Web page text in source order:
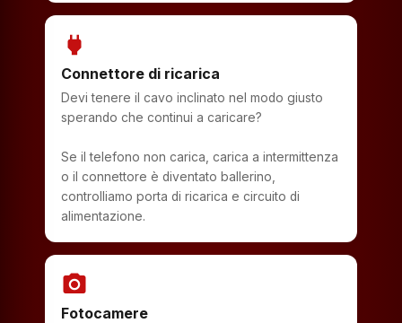
power
Connettore di ricarica
Devi tenere il cavo inclinato nel modo giusto
sperando che continui a caricare?
Se il telefono non carica, carica a intermittenza
o il connettore è diventato ballerino,
controlliamo porta di ricarica e circuito di
alimentazione.
photo_camera
Fotocamere